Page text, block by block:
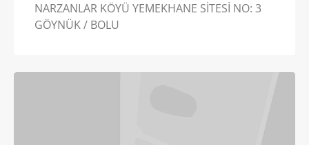
NARZANLAR KÖYÜ YEMEKHANE SİTESİ NO: 3
GÖYNÜK / BOLU